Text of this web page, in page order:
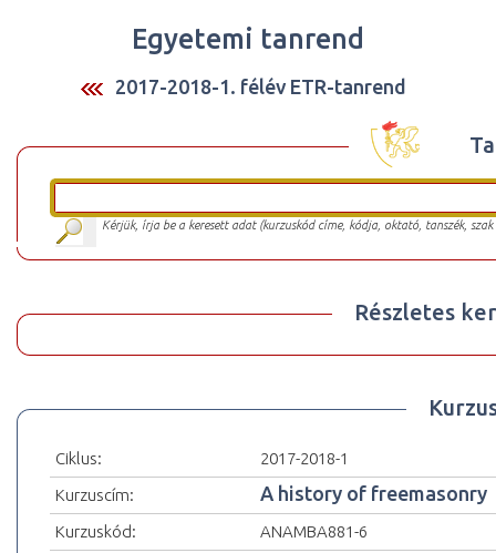
Egyetemi tanrend
2017-2018-1. félév ETR-tanrend
Kérjük, írja be a keresett adat (kurzuskód címe, kódja, oktató, tanszék,
Részletes
Ciklus:
2017-2018-1
Kurzuscím:
A history of freemasonry
Kurzuskód:
ANAMBA881-6